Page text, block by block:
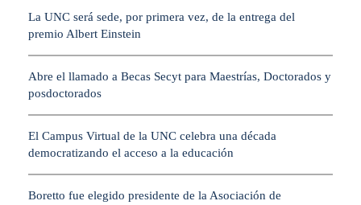
La UNC será sede, por primera vez, de la entrega del
premio Albert Einstein
Abre el llamado a Becas Secyt para Maestrías, Doctorados y
posdoctorados
El Campus Virtual de la UNC celebra una década
democratizando el acceso a la educación
Boretto fue elegido presidente de la Asociación de